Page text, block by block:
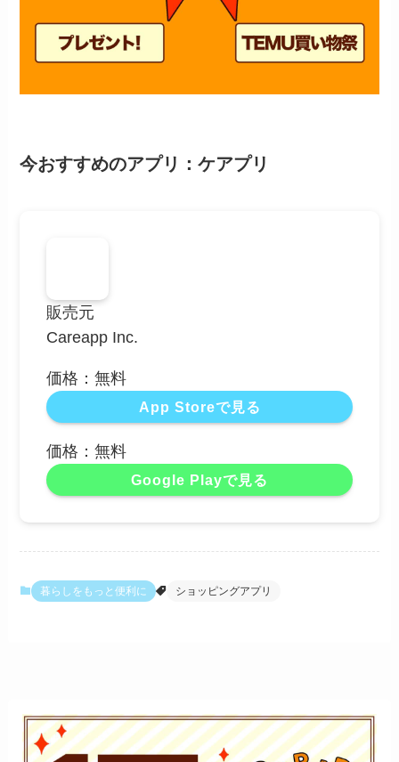
今おすすめのアプリ：ケアプリ
販売元
Careapp Inc.
価格：無料
App Storeで見る
価格：無料
Google Playで見る
暮らしをもっと便利に ショッピングアプリ